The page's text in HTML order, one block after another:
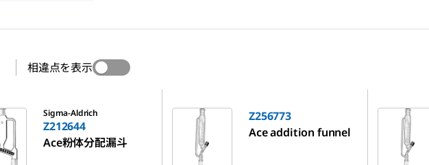
相違点を表示
Sigma-Aldrich
Z212644
Ace粉体分配漏斗
Z256773
Ace addition funnel